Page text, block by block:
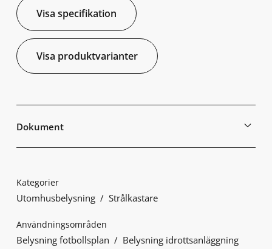
Visa specifikation
Visa produktvarianter
Dokument
Kategorier
Utomhusbelysning Strålkastare
Användningsområden
Belysning fotbollsplan Belysning idrottsanläggning